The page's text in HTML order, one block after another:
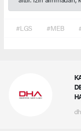
#LGS #MEB